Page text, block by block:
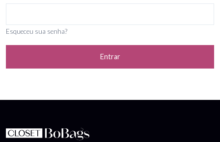
Esqueceu sua senha?
Entrar